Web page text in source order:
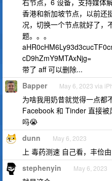
右节点，6 设备，支持媒体
香港和新加坡节点，以前还
况，切换一个节点就好了，
题。。。
cD9hZmY9MTAxNjg=
带了 aff 可以删除...
Bapper May 6, 2023 via
为啥我用奶昔就觉得一点都
Facebook 和 Tinder 直接
吗😭
dunn May 6, 2023
上 毒药测速 自己看，丰俭
stephenyin May 6, 2023